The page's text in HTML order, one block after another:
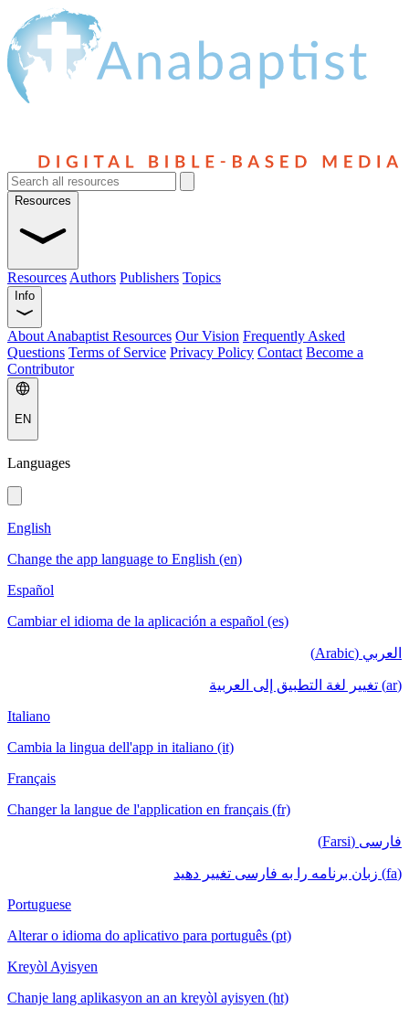
Resources
Resources Authors Publishers Topics
Info
About Anabaptist Resources Our Vision Frequently Asked
Questions Terms of Service Privacy Policy Contact Become a
Contributor
EN
Languages
English
Change the app language to English (en)
Español
Cambiar el idioma de la aplicación a español (es)
العربي (Arabic)
(ar) تغيير لغة التطبيق إلى العربية
Italiano
Cambia la lingua dell'app in italiano (it)
Français
Changer la langue de l'application en français (fr)
فارسی (Farsi)
(fa) زبان برنامه را به فارسی تغییر دهید
Portuguese
Alterar o idioma do aplicativo para português (pt)
Kreyòl Ayisyen
Chanje lang aplikasyon an an kreyòl ayisyen (ht)